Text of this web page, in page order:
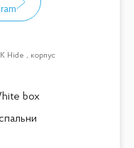
Hide , корпус
box